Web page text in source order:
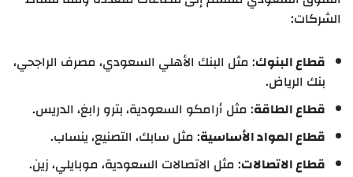
الشركات:
قطاع البنوك: مثل البنك الأهلي السعودي، مصرف الراجحي،
بنك الرياض.
قطاع الطاقة: مثل أرامكو السعودية، بترو رابغ، الدريس.
قطاع المواد الأساسية: مثل سابك، التصنيع، ينساب.
قطاع الاتصالات: مثل الاتصالات السعودية، موبايلي، زين.